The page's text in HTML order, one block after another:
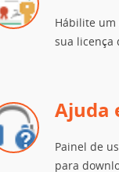
Hábilite
sua licença
Ajuda
Painel de
para